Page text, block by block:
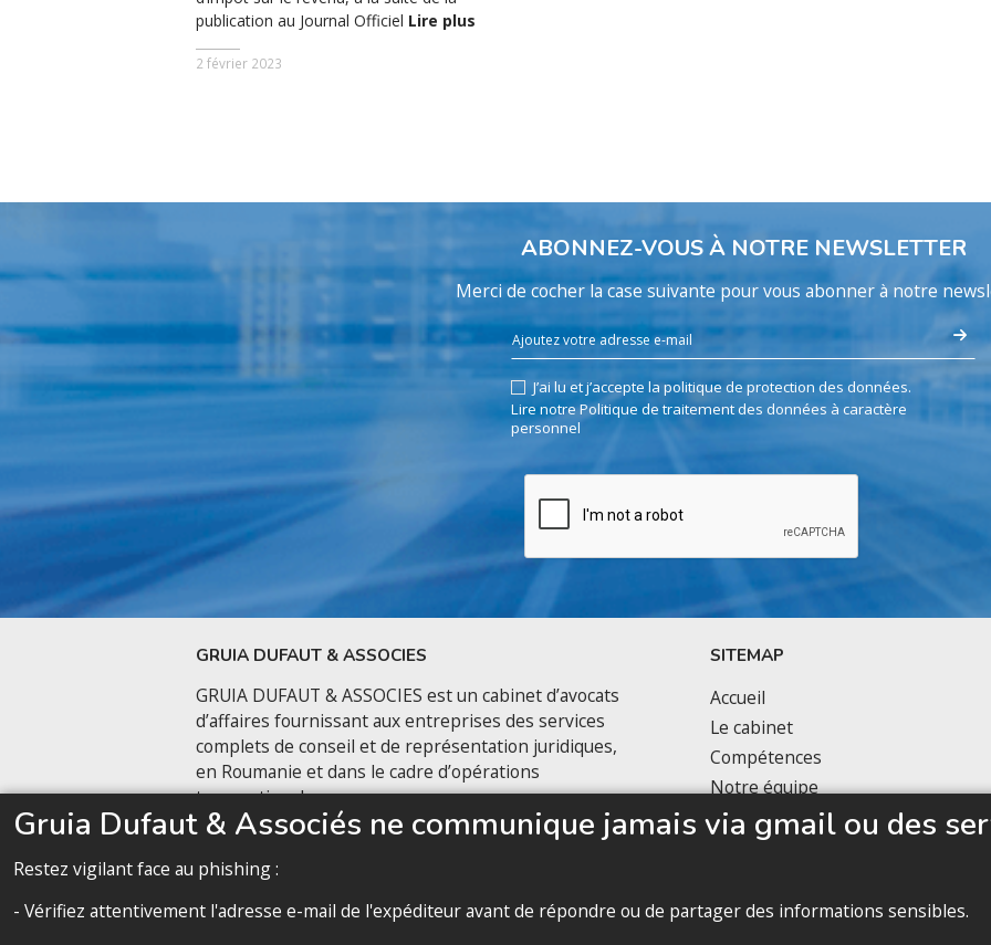
publication au Journal Officiel Lire plus
2 février 2023
ABONNEZ-VOUS À NOTRE NEWSLETTER
Merci de cocher la case suivante pour vous abonner à notre
J’ai lu et j’accepte la politique de protection des données.
Lire notre Politique de traitement des données à caractère
personnel
GRUIA DUFAUT & ASSOCIES
GRUIA DUFAUT & ASSOCIES est un cabinet d’avocats
d’affaires fournissant aux entreprises des services
complets de conseil et de représentation juridiques,
en Roumanie et dans le cadre d’opérations
transnationales.
Nous contacter
SITEMAP
Accueil
Le cabinet
Compétences
Notre équipe
Politique de confidentialité
Gruia Dufaut & Associés ne communique jamais via gmail ou des
Restez vigilant face au phishing :
- Vérifiez attentivement l'adresse e-mail de l'expéditeur avant de répondre ou de partager des informations sensibles.